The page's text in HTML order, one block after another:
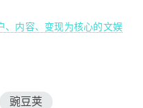
、内容、变现为核心的文娱
豌豆荚